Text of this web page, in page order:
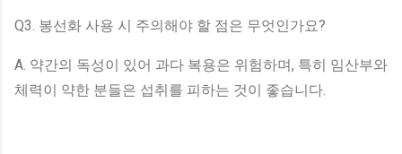
Q3. 봉선화 사용 시 주의해야 할 점은 무엇인가요?
A. 약간의 독성이 있어 과다 복용은 위험하며, 특히 임산부와
체력이 약한 분들은 섭취를 피하는 것이 좋습니다.